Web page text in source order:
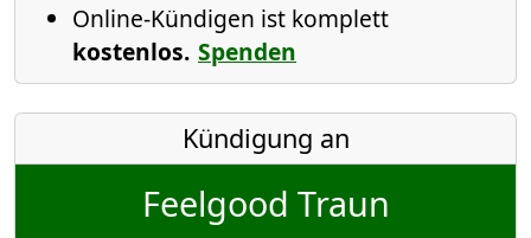
Online-Kündigen ist komplett
kostenlos. Spenden
Kündigung an
Feelgood Traun